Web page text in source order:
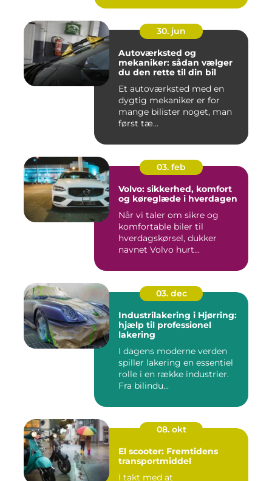
30. jun
Autoværksted og
mekaniker: sådan vælger
du den rette til din bil
Et autoværksted med en
dygtig mekaniker er for
mange bilister noget, man
først tæ...
03. feb
Volvo: sikkerhed, komfort
og køreglæde i hverdagen
Når vi taler om sikre og
komfortable biler til
hverdagskørsel, dukker
navnet Volvo hurt...
03. dec
Industrilakering i Hjørring:
hjælp til professionel
lakering
I dagens moderne verden
spiller lakering en essentiel
rolle i en række industrier.
Fra bilindu...
08. okt
El scooter: Fremtidens
transportmiddel
I takt med at